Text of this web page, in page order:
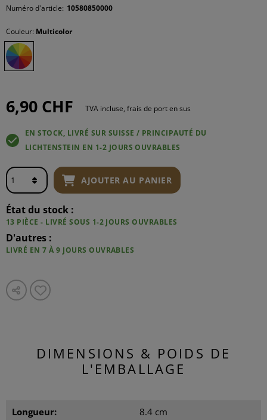
Numéro d'article: 10580850000
Couleur: Multicolor
6,90 CHF TVA incluse, frais de port en sus
EN STOCK, LIVRÉ SUR SUISSE / PRINCIPAUTÉ DU
LICHTENSTEIN EN 1-2 JOURS OUVRABLES
AJOUTER AU PANIER
État du stock :
13 PIÈCE - LIVRÉ SOUS 1-2 JOURS OUVRABLES
D'autres :
LIVRÉ EN 7 À 9 JOURS OUVRABLES
DIMENSIONS & POIDS DE
L'EMBALLAGE
Longueur:
8.4 cm